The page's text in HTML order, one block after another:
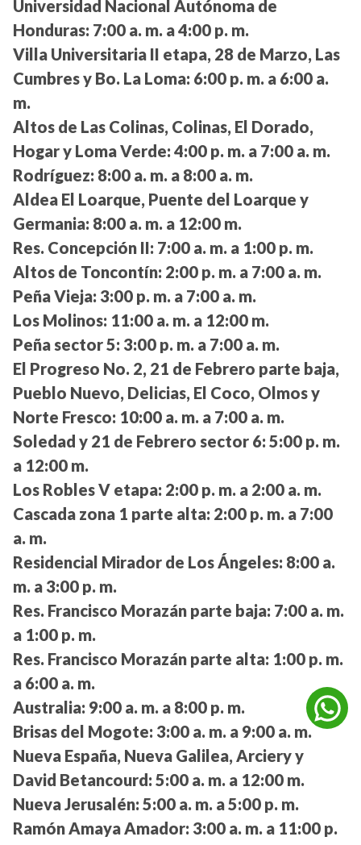
Universidad Nacional Autónoma de
Honduras: 7:00 a. m. a 4:00 p. m.
Villa Universitaria II etapa, 28 de Marzo, Las
Cumbres y Bo. La Loma: 6:00 p. m. a 6:00 a.
m.
Altos de Las Colinas, Colinas, El Dorado,
Hogar y Loma Verde: 4:00 p. m. a 7:00 a. m.
Rodríguez: 8:00 a. m. a 8:00 a. m.
Aldea El Loarque, Puente del Loarque y
Germania: 8:00 a. m. a 12:00 m.
Res. Concepción II: 7:00 a. m. a 1:00 p. m.
Altos de Toncontín: 2:00 p. m. a 7:00 a. m.
Peña Vieja: 3:00 p. m. a 7:00 a. m.
Los Molinos: 11:00 a. m. a 12:00 m.
Peña sector 5: 3:00 p. m. a 7:00 a. m.
El Progreso No. 2, 21 de Febrero parte baja,
Pueblo Nuevo, Delicias, El Coco, Olmos y
Norte Fresco: 10:00 a. m. a 7:00 a. m.
Soledad y 21 de Febrero sector 6: 5:00 p. m.
a 12:00 m.
Los Robles V etapa: 2:00 p. m. a 2:00 a. m.
Cascada zona 1 parte alta: 2:00 p. m. a 7:00
a. m.
Residencial Mirador de Los Ángeles: 8:00 a.
m. a 3:00 p. m.
Res. Francisco Morazán parte baja: 7:00 a. m.
a 1:00 p. m.
Res. Francisco Morazán parte alta: 1:00 p. m.
a 6:00 a. m.
Australia: 9:00 a. m. a 8:00 p. m.
Brisas del Mogote: 3:00 a. m. a 9:00 a. m.
Nueva España, Nueva Galilea, Arciery y
David Betancourd: 5:00 a. m. a 12:00 m.
Nueva Jerusalén: 5:00 a. m. a 5:00 p. m.
Ramón Amaya Amador: 3:00 a. m. a 11:00 p.